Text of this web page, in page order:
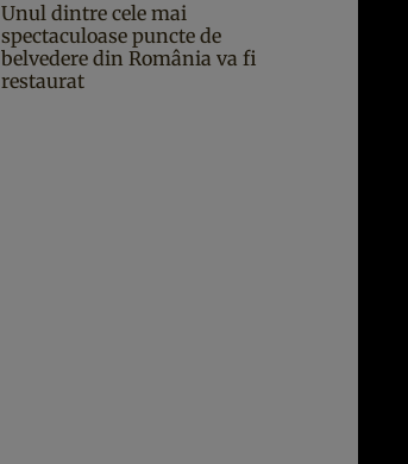
Unul dintre cele mai
spectaculoase puncte de
belvedere din România va fi
restaurat